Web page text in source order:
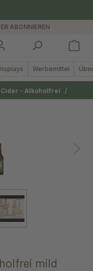
ABONNIEREN
Werbemittel
- Alkoholfrei /
mild